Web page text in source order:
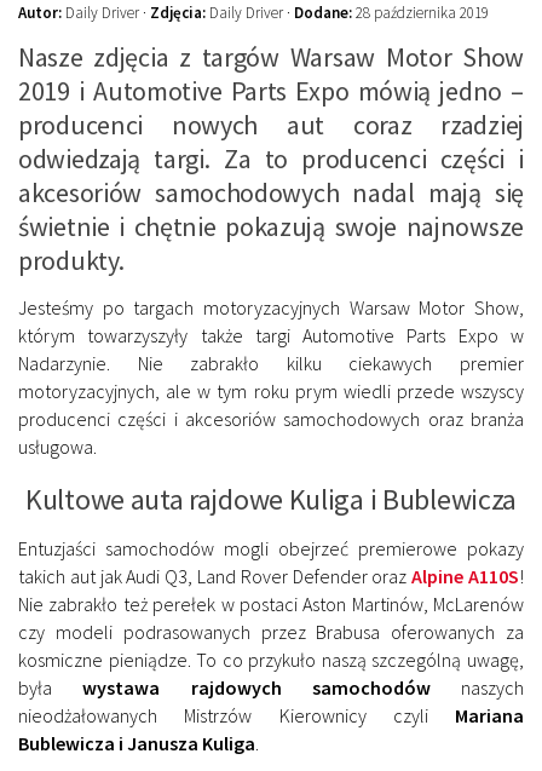
Autor: Daily Driver · Zdjęcia: Daily Driver · Dodane:28 października 2019
Nasze zdjęcia z targów Warsaw Motor Show
2019 i Automotive Parts Expo mówią jedno –
producenci nowych aut coraz rzadziej
odwiedzają targi. Za to producenci części i
akcesoriów samochodowych nadal mają się
świetnie i chętnie pokazują swoje najnowsze
produkty.
Jesteśmy po targach motoryzacyjnych Warsaw Motor Show,
którym towarzyszyły także targi Automotive Parts Expo w
Nadarzynie. Nie zabrakło kilku ciekawych premier
motoryzacyjnych, ale w tym roku prym wiedli przede wszyscy
producenci części i akcesoriów samochodowych oraz branża
usługowa.
Kultowe auta rajdowe Kuliga i Bublewicza
Entuzjaści samochodów mogli obejrzeć premierowe pokazy
takich aut jak Audi Q3, Land Rover Defender orazAlpine A110S!
Nie zabrakło też perełek w postaci Aston Martinów, McLarenów
czy modeli podrasowanych przez Brabusa oferowanych za
kosmiczne pieniądze. To co przykuło naszą szczególną uwagę,
byławystawa rajdowych samochodównaszych
nieodżałowanych Mistrzów Kierownicy czyli Mariana
Bublewicza i Janusza Kuliga